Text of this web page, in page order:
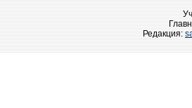
Редакция: